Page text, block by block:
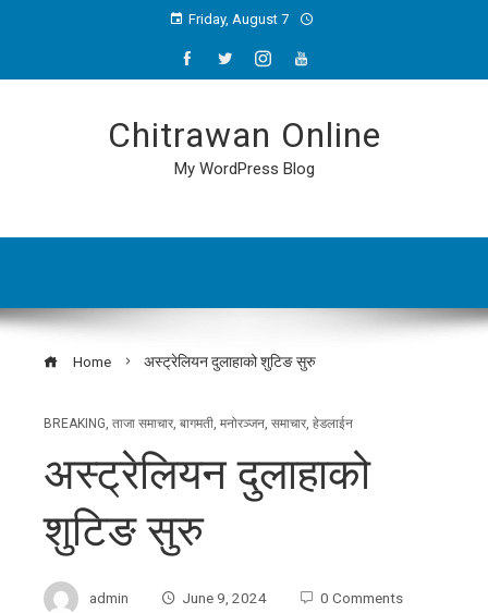
Friday, August 7
Chitrawan Online
My WordPress Blog
Home अस्ट्रेलियन दुलाहाको शुटिङ सुरु
BREAKING, ताजा समाचार, बागमती, मनोरञ्जन, समाचार, हेडलाईन
अस्ट्रेलियन दुलाहाको
शुटिङ सुरु
admin June 9, 2024
0 Comments